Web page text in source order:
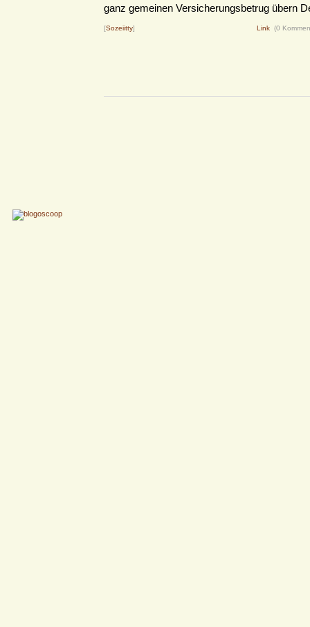
ganz gemeinen Versicherungsbetrug übern
[Sozeiitty] Link (0